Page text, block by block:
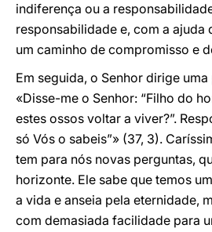
indiferença ou a
responsabilidade e, com a ajuda
um caminho de compromisso e
Em seguida, o Senhor dirige
«Disse-me o Senhor: “Filho do
estes ossos voltar a viver?”.
só Vós o sabeis”» (37, 3).
tem para nós novas perguntas,
horizonte. Ele sabe que temos
a vida e anseia pela eternidade,
com demasiada facilidade para